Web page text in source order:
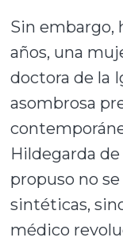
Sin embargo,
años, una
doctora de la
asombrosa
Hildegarda
propuso no
sintéticas,
médico